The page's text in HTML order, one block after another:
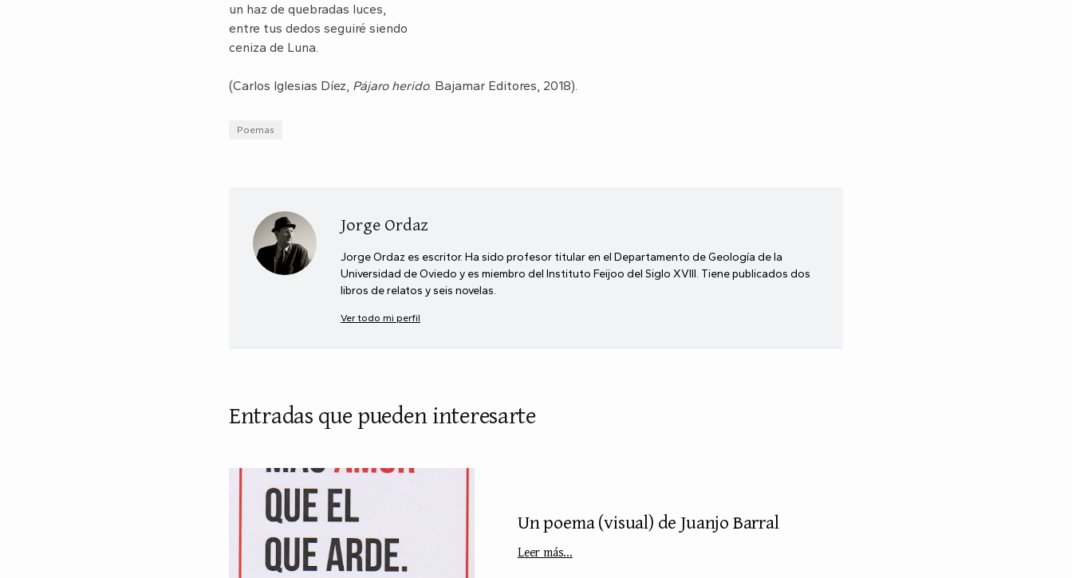
un haz de quebradas luces,
entre tus dedos seguiré siendo
ceniza de Luna.
(Carlos Iglesias Díez, Pájaro herido. Bajamar Editores, 2018).
Poemas
Jorge Ordaz
Jorge Ordaz es escritor. Ha sido profesor titular en el Departamento de Geología de la
Universidad de Oviedo y es miembro del Instituto Feijoo del Siglo XVIII. Tiene publicados dos
libros de relatos y seis novelas.
Ver todo mi perfil
Entradas que pueden interesarte
Un poema (visual) de Juanjo Barral
Leer más...